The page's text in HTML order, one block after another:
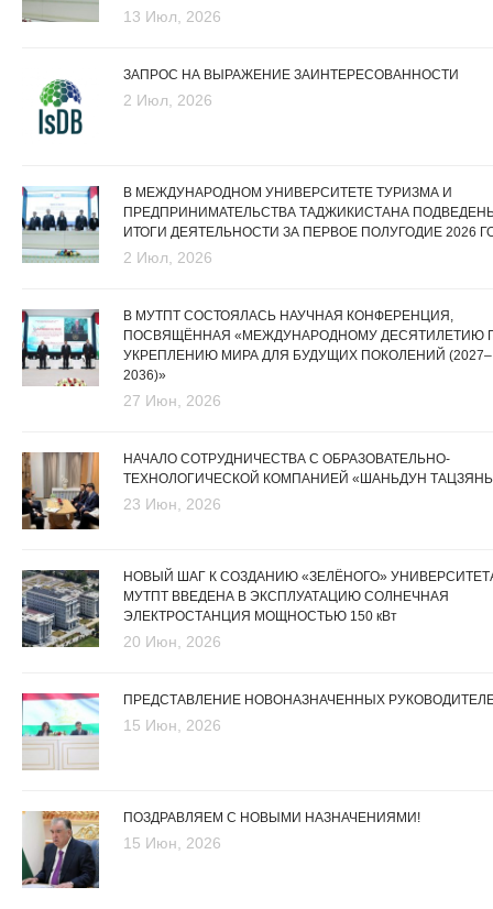
13 Июл, 2026
ЗАПРОС НА ВЫРАЖЕНИЕ ЗАИНТЕРЕСОВАННОСТИ
2 Июл, 2026
В МЕЖДУНАРОДНОМ УНИВЕРСИТЕТЕ ТУРИЗМА И
ПРЕДПРИНИМАТЕЛЬСТВА ТАДЖИКИСТАНА
ИТОГИ ДЕЯТЕЛЬНОСТИ ЗА ПЕРВОЕ ПОЛУГОДИЕ 2026
2 Июл, 2026
В МУТПТ СОСТОЯЛАСЬ НАУЧНАЯ КОНФЕРЕНЦИЯ,
ПОСВЯЩЁННАЯ «МЕЖДУНАРОДНОМУ ДЕСЯТИЛЕТИЮ
УКРЕПЛЕНИЮ МИРА ДЛЯ БУДУЩИХ ПОКОЛЕНИЙ (2027–
2036)»
27 Июн, 2026
НАЧАЛО СОТРУДНИЧЕСТВА С ОБРАЗОВАТЕЛЬНО-
ТЕХНОЛОГИЧЕСКОЙ КОМПАНИЕЙ «ШАНЬДУН
23 Июн, 2026
НОВЫЙ ШАГ К СОЗДАНИЮ «ЗЕЛЁНОГО»
МУТПТ ВВЕДЕНА В ЭКСПЛУАТАЦИЮ СОЛНЕЧНАЯ
ЭЛЕКТРОСТАНЦИЯ МОЩНОСТЬЮ 150 кВт
20 Июн, 2026
ПРЕДСТАВЛЕНИЕ НОВОНАЗНАЧЕННЫХ
15 Июн, 2026
ПОЗДРАВЛЯЕМ С НОВЫМИ НАЗНАЧЕНИЯМИ!
15 Июн, 2026